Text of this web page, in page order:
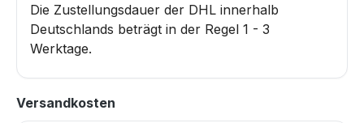
Die Zustellungsdauer der DHL innerhalb
Deutschlands beträgt in der Regel 1 - 3
Werktage.
Versandkosten